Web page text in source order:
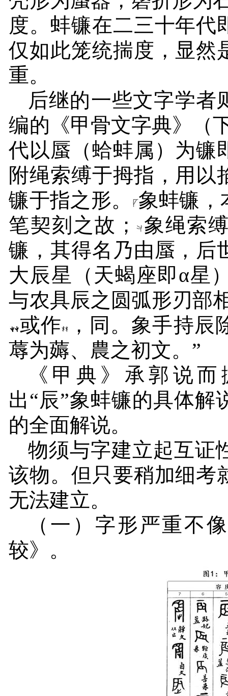
度。蚌镰在二三十年代
仅如此笼统揣度，显然
重。
后继的一些文字学者
编的《甲骨文字典》（
代以蜃（蛤蚌属）为镰
附绳索缚于拇指，用以
镰于指之形。
象蚌镰，
笔契刻之故； 象绳索
镰，其得名乃由蜃，后
大辰星（天蝎座即α星
与农具辰之圆弧形刃部
或作 ，同。象手持辰
蓐为薅、農之初文。”
《甲典》承郭说
出“辰”象蚌镰的具体解
的全面解说。
物须与字建立起互证
该物。但只要稍加细考
无法建立。
（一）字形严重不
较》。